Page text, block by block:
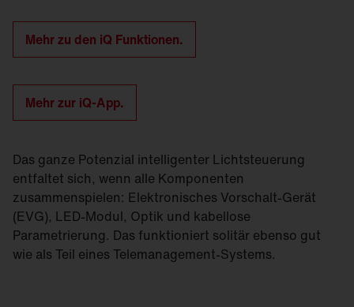
Mehr zu den iQ Funktionen.
Mehr zur iQ-App.
Das ganze Potenzial intelligenter Lichtsteuerung
entfaltet sich, wenn alle Komponenten
zusammenspielen: Elektronisches Vorschalt-Gerät
(EVG), LED-Modul, Optik und kabellose
Parametrierung. Das funktioniert solitär ebenso gut
wie als Teil eines Telemanagement-Systems.